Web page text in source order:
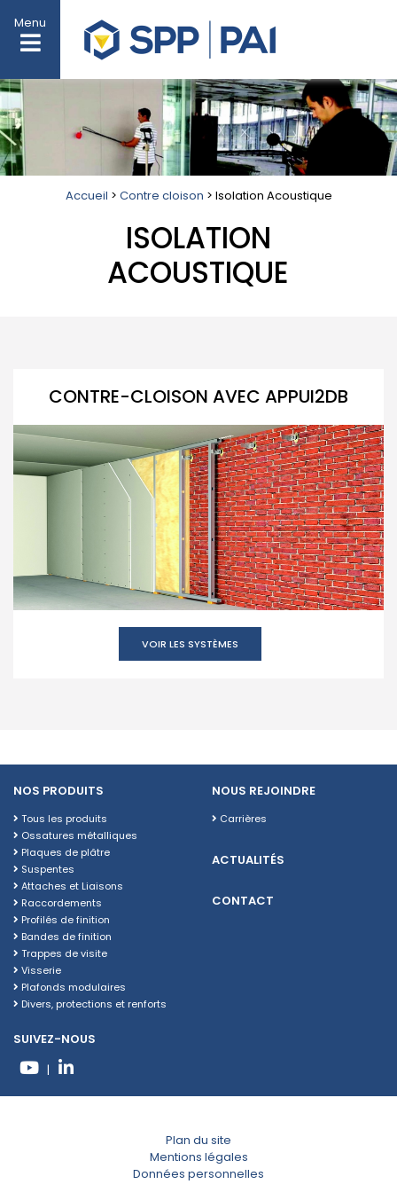
Menu
Accueil > Contre cloison > Isolation Acoustique
ISOLATION
ACOUSTIQUE
CONTRE-CLOISON AVEC APPUI2DB
VOIR LES SYSTÈMES
NOS PRODUITS
Tous les produits
Ossatures métalliques
Plaques de plâtre
Suspentes
Attaches et Liaisons
Raccordements
Profilés de finition
Bandes de finition
Trappes de visite
Visserie
Plafonds modulaires
Divers, protections et renforts
NOUS REJOINDRE
Carrières
ACTUALITÉS
CONTACT
SUIVEZ-NOUS
|
Plan du site
Mentions légales
Données personnelles